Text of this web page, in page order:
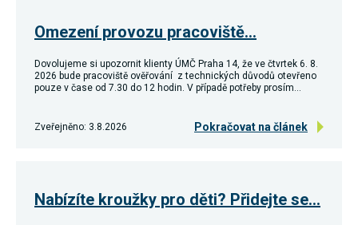
Omezení provozu pracoviště…
Dovolujeme si upozornit klienty ÚMČ Praha 14, že ve čtvrtek 6. 8.
2026 bude pracoviště ověřování z technických důvodů otevřeno
pouze v čase od 7.30 do 12 hodin. V případě potřeby prosím…
Zveřejněno: 3.8.2026 Pokračovat na článek
Nabízíte kroužky pro děti? Přidejte se…